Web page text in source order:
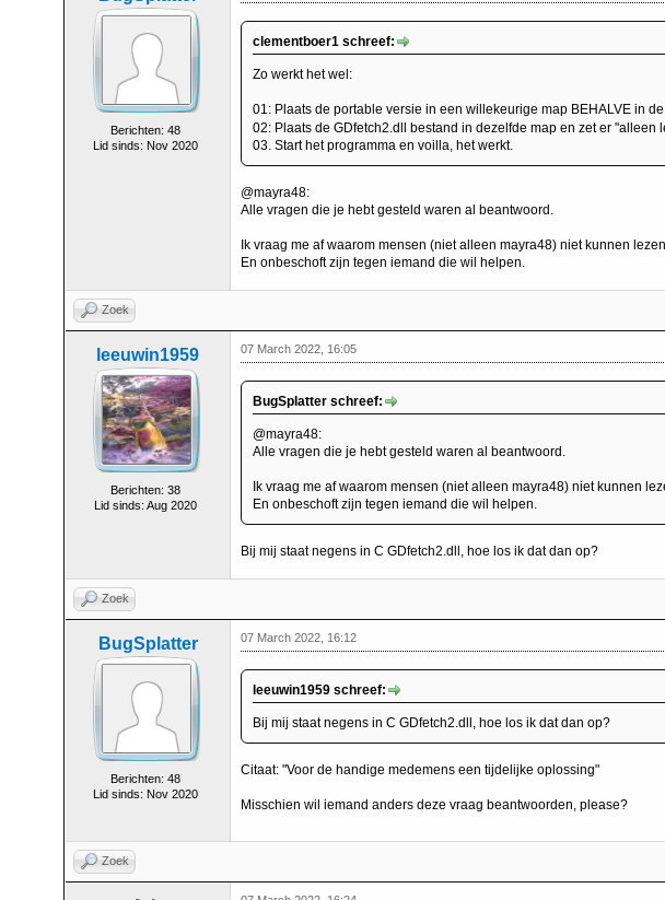
Berichten: 48
Lid sinds: Nov 2020
clementboer1 schreef:
Zo werkt het wel:
01: Plaats de portable versie in een willekeurige map BEHALVE in
02: Plaats de GDfetch2.dll bestand in dezelfde map en zet er "alleen
03. Start het programma en voilla, het werkt.
@mayra48:
Alle vragen die je hebt gesteld waren al beantwoord.
Ik vraag me af waarom mensen (niet alleen mayra48) niet kunnen
En onbeschoft zijn tegen iemand die wil helpen.
Zoek
leeuwin1959
Berichten: 38
Lid sinds: Aug 2020
07 March 2022, 16:05
BugSplatter schreef:
@mayra48:
Alle vragen die je hebt gesteld waren al beantwoord.
Ik vraag me af waarom mensen (niet alleen mayra48) niet kunnen
En onbeschoft zijn tegen iemand die wil helpen.
Bij mij staat negens in C GDfetch2.dll, hoe los ik dat dan op?
Zoek
BugSplatter
Berichten: 48
Lid sinds: Nov 2020
07 March 2022, 16:12
leeuwin1959 schreef:
Bij mij staat negens in C GDfetch2.dll, hoe los ik dat dan op?
Citaat: "Voor de handige medemens een tijdelijke oplossing"
Misschien wil iemand anders deze vraag beantwoorden, please?
Zoek